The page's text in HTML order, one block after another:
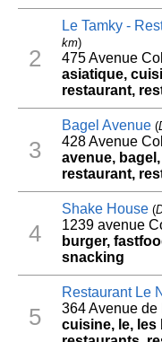
2
Le Tamky -
km)
475 Avenue
asiatique,
restaurant,
3
Bagel Avenue(
428 Avenue
avenue,
restaurant,
4
Shake House(
1239 avenue
burger,
snacking
5
Restaurant Le
364 Avenue de
cuisine, le, les